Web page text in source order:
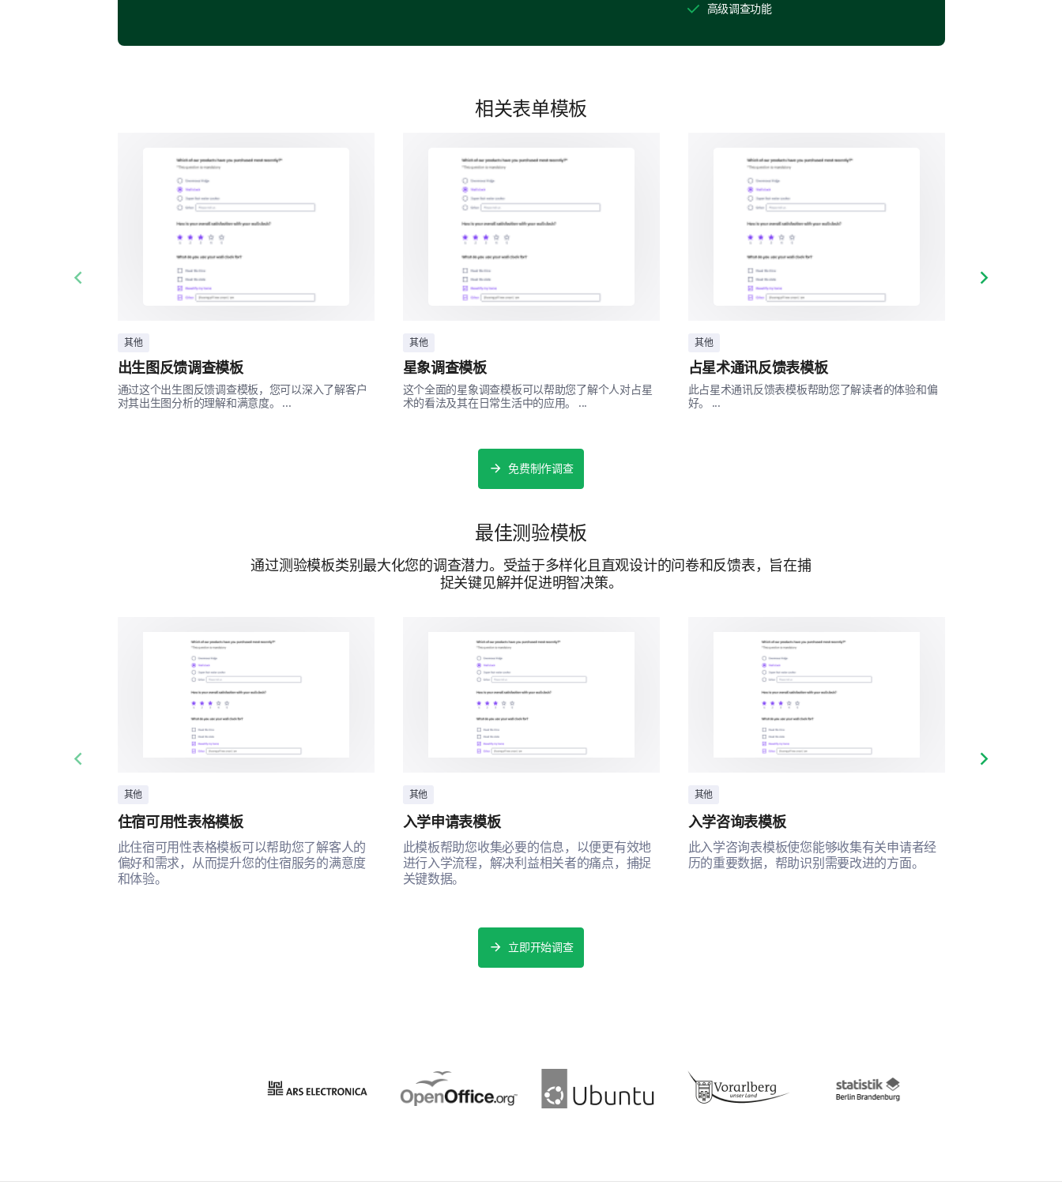
高级调查功能
相关表单模板
其他
出生图反馈调查模板
通过这个出生图反馈调查模板，您可以深入了解客户
对其出生图分析的理解和满意度。 ...
其他
星象调查模板
这个全面的星象调查模板可以帮助您了解个人对占星
术的看法及其在日常生活中的应用。 ...
其他
占星术通讯反馈表模板
此占星术通讯反馈表模板帮助您了解读者的体验和偏
好。 ...
Previous slide Next slide
免费制作调查
最佳测验模板
通过测验模板类别最大化您的调查潜力。受益于多样化且直观设计的问卷和反馈表，旨在捕
捉关键见解并促进明智决策。
其他
住宿可用性表格模板
此住宿可用性表格模板可以帮助您了解客人的
偏好和需求，从而提升您的住宿服务的满意度
和体验。
其他
入学申请表模板
此模板帮助您收集必要的信息，以便更有效地
进行入学流程，解决利益相关者的痛点，捕捉
关键数据。
其他
入学咨询表模板
此入学咨询表模板使您能够收集有关申请者经
历的重要数据，帮助识别需要改进的方面。
Previous slide Next slide
立即开始调查